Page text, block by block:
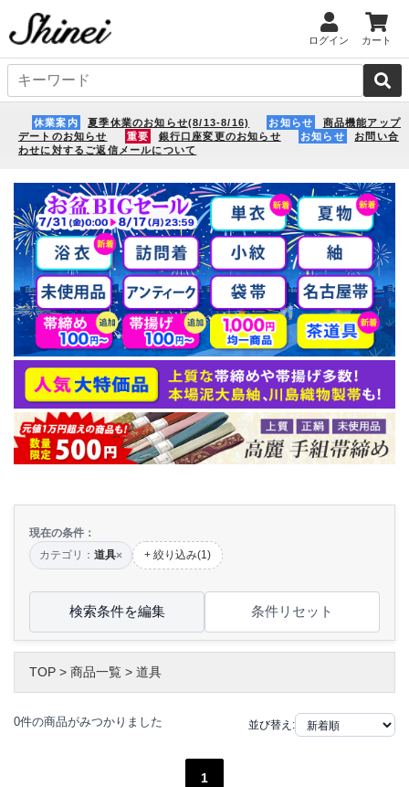
ログイン カート
休業案内 夏季休業のお知らせ(8/13-8/16) お知らせ
商品機能アップ
デートのお知らせ
重要 銀行口座変更のお知らせ お知らせ
お問い合
わせに対するご返信メールについて
現在の条件：
カテゴリ： 道具× + 絞り込み(1)
検索条件を編集 条件リセット
TOP > 商品一覧 > 道具
0件の商品がみつかりました 並び替え:
1